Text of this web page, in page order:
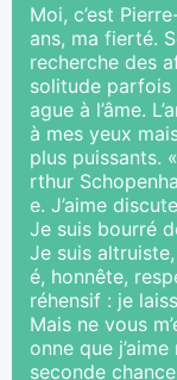
Moi, c’est
ans, ma fierté.
recherche des
solitude parfois
ague à l’âme.
à mes yeux
plus puissants.
rthur
e. J’aime
Je suis bourré
Je suis
é, honnête,
réhensif : je
Mais ne vous
onne que
seconde